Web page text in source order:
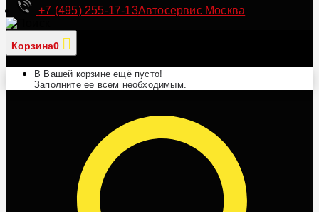
+7 (495) 255-17-13Автосервис Москва
Корзина0
В Вашей корзине ещё пусто!
Заполните ее всем необходимым.